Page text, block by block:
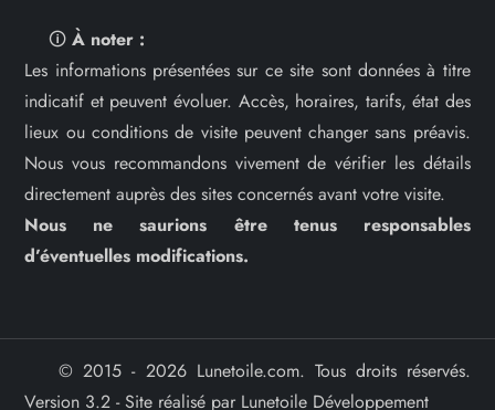
🛈À noter :
Les informations présentées sur ce site sont données à titre
indicatif et peuvent évoluer. Accès, horaires, tarifs, état des
lieux ou conditions de visite peuvent changer sans préavis.
Nous vous recommandons vivement de vérifier les détails
directement auprès des sites concernés avant votre visite.
Nous ne saurions être tenus responsables
d’éventuelles modifications.
© 2015 - 2026 Lunetoile.com. Tous droits réservés.
Version 3.2 - Site réalisé par Lunetoile Développement